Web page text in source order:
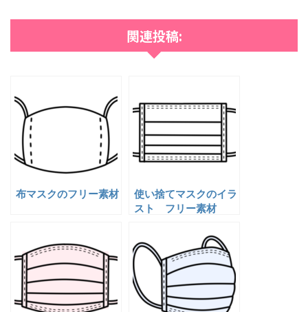
関連投稿:
布マスクのフリー素材
使い捨てマスクのイラ
スト フリー素材